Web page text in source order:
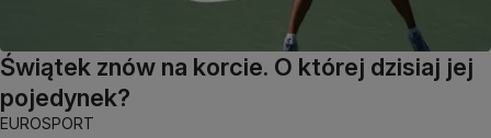
Świątek znów na korcie. O której dzisiaj jej
pojedynek?
EUROSPORT